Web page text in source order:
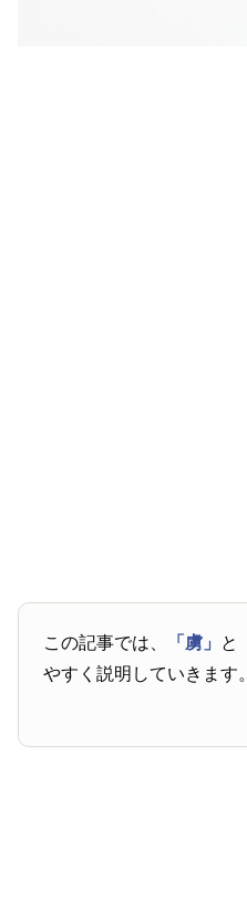
この記事では、 「虜」 と
やすく説明していきます。